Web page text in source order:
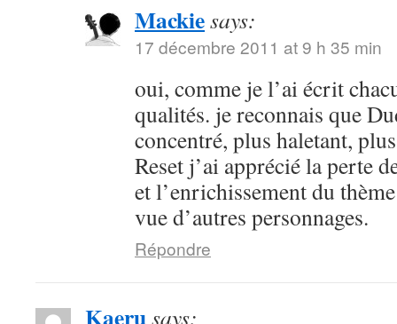
Mackiesays:
17 décembre 2011 at 9 h 35 min
oui, comme je l’ai écrit
qualités. je reconnais que
concentré, plus haletant,
Reset j’ai apprécié la perte
et l’enrichissement du
vue d’autres personnages.
Répondre
Kaerusays: